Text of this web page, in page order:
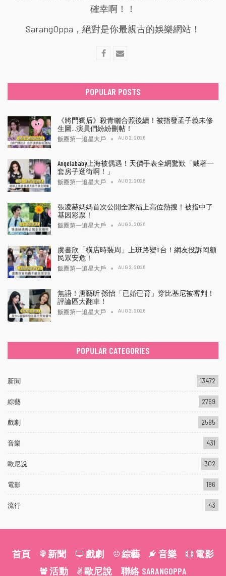
確幸啊！！
SarangOppa，絕對是你最親古的娛樂網站！
POPULAR POSTS
《將門獨后》殺青曬合照後續！被指發孟子義未修
生圖…演員們紛紛刪帖！
飯圈第一追星大戶 AUG 2, 2026
Angelababy上海被偶遇！天價手表全網驚歎「戴著一
套房子逛街啊！」
飯圈第一追星大戶 AUG 2, 2026
張凌赫媽媽首次公開全家福上高位熱搜！被指中了
基因彩票！
飯圈第一追星大戶 AUG 2, 2026
虞書欣「橫店時裝周」上班路變T台！網友投訴罔顧
民眾安危！
飯圈第一追星大戶 AUG 2, 2026
無語！唐藝昕 孫怡「已婚已育」穿比基尼被審判！
評論區大翻車！
飯圈第一追星大戶 AUG 2, 2026
POPULAR CATEGORIES
新聞 13472
綜藝 2769
戲劇 2595
音樂 431
歐尼說 302
電影 186
流行 43
首頁 新聞 戲劇 綜藝 音樂
電影
活動
歐尼說 聯絡 SARANGOPPA